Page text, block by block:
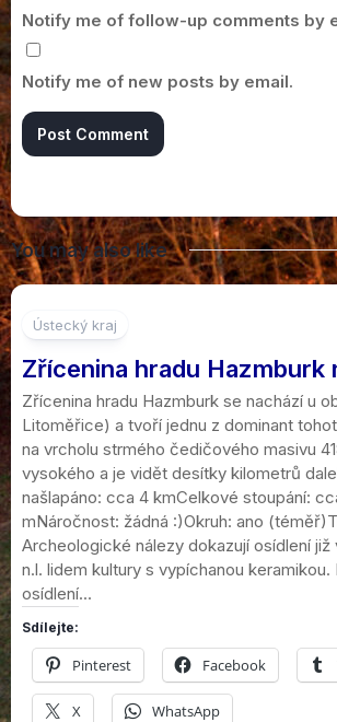
Notify me of follow-up comments by
Notify me of new posts by email.
You may also like
Ústecký kraj
Zřícenina hradu Hazmburk
Zřícenina hradu Hazmburk se nachází u
Litoměřice) a tvoří jednu z dominant
na vrcholu strmého čedičového masivu
vysokého a je vidět desítky kilometrů
našlapáno: cca 4 kmCelkové stoupání:
mNáročnost: žádná :)Okruh: ano
Archeologické nálezy dokazují osídlení
n.l. lidem kultury s vypíchanou keramikou.
osídlení...
Sdílejte:
Pinterest Facebook
X WhatsApp